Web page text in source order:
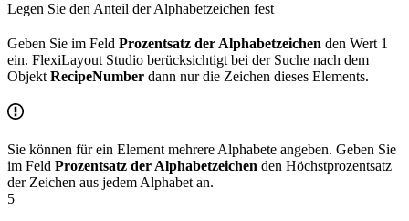
Legen Sie den Anteil der Alphabetzeichen fest
Geben Sie im Feld Prozentsatz der Alphabetzeichen den Wert 1
ein. FlexiLayout Studio berücksichtigt bei der Suche nach dem
Objekt RecipeNumber dann nur die Zeichen dieses Elements.
Sie können für ein Element mehrere Alphabete angeben. Geben Sie
im Feld Prozentsatz der Alphabetzeichen den Höchstprozentsatz
der Zeichen aus jedem Alphabet an.
5